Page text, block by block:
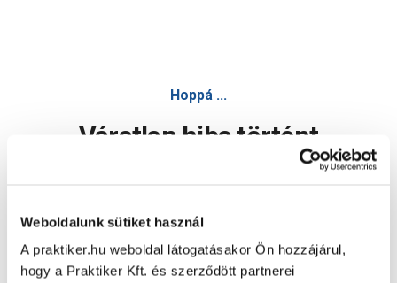
Weboldalunk sütiket használ
A praktiker.hu weboldal látogatásakor Ön hozzájárul,
hogy a Praktiker Kft. és szerződött partnerei
Hoppá ...
Váratlan hiba történt
Oldal újratöltése